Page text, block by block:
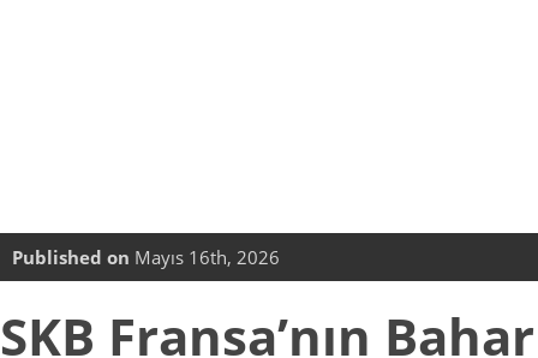
Published on Mayıs 16th, 2026
SKB Fransa’nın